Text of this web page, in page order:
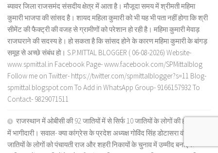
ब्यावर जिला राजसमंद संसदीय क्षेत्र में आता है। मौजूदा समय में श्रीमती महिमा
कुमारी भाजपा की सांसद है। शायद महिला कुमारी को भी यह भी पता नहीं होगा कि श्री
सीमेंट की फैक्ट्री की वजह से ग्रामीणों को परेशान हो रही है। महिमा कुमारी मेवाड़
राजघराने की सदस्य हे। हो सकता है कि सांसद होने के कारण महिमा कुमारी के बांगड़
समूह से अच्छे संबंध हो। S.P.MITTAL BLOGGER ( 06-08-2026) Website-
www.spmittal.in Facebook Page- www.facebook.com/SPMittalblog
Follow me on Twitter- https://twitter.com/spmittalblogger?s=11 Blog-
spmittal.blogspot.com To Add in WhatsApp Group- 9166157932 To
Contact- 9829071511
राजस्थान में ओबीसी की 92 जातियों में से सिर्फ 10 जातियों के लोगों की ही राजनीति
में भागीदारी। सवाल- क्या कांग्रेस के प्रदेश अध्यक्ष गोविंद सिंह डोटासरा वंचित 82
जातियों के लोगों को पंचायती राज और शहरी निकायों के चुनाव में उम्मीद बनाएंगे?